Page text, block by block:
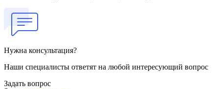
Нужна консультация?
Наши специалисты ответят на любой интересующий вопрос
Задать вопрос